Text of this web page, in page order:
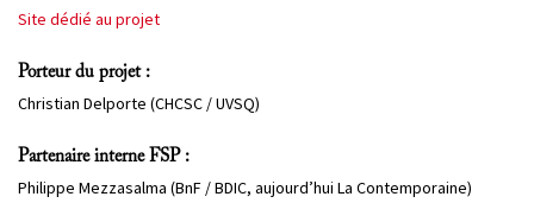
AGENDA
Site dédié au projet
Porteur du projet :
Christian Delporte (CHCSC / UVSQ)
Partenaire interne FSP :
Philippe Mezzasalma (BnF / BDIC, aujourd’hui La Contemporaine)